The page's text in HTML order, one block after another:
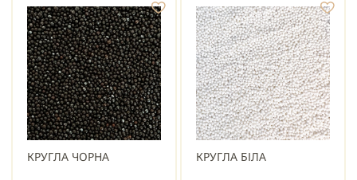
КРУГЛА ЧОРНА КРУГЛА БІЛА